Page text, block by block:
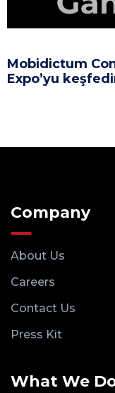
Mobidictum
Expo’yu
Company
About Us
Careers
Contact Us
Press Kit
What We